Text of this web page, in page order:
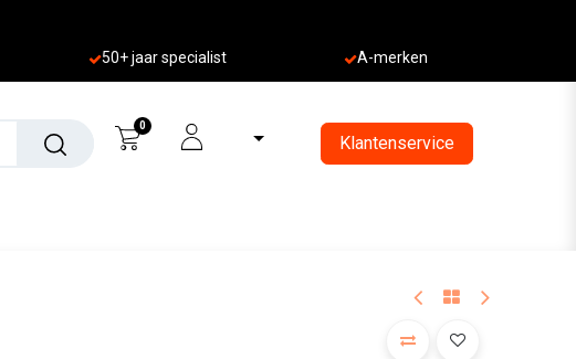
50+ jaar specialist A-merken
0
Klantenservice